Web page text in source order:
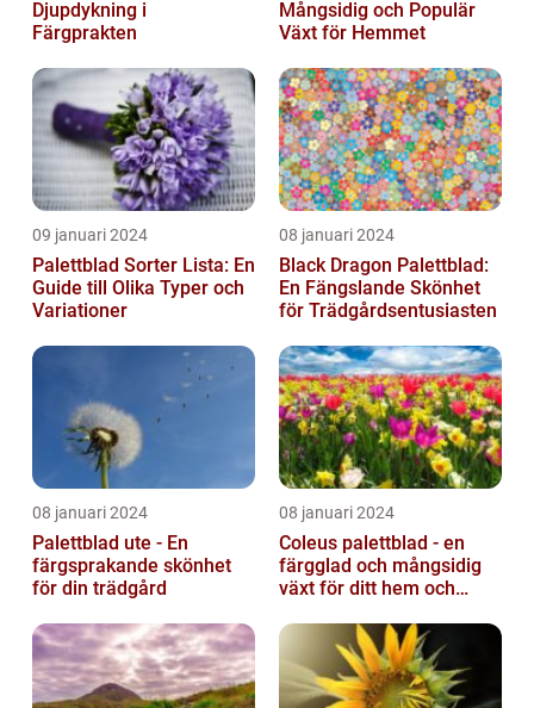
Djupdykning i
Färgprakten
Mångsidig och Populär
Växt för Hemmet
09 januari 2024
Palettblad Sorter Lista: En
Guide till Olika Typer och
Variationer
08 januari 2024
Black Dragon Palettblad:
En Fängslande Skönhet
för Trädgårdsentusiasten
08 januari 2024
Palettblad ute - En
färgsprakande skönhet
för din trädgård
08 januari 2024
Coleus palettblad - en
färgglad och mångsidig
växt för ditt hem och